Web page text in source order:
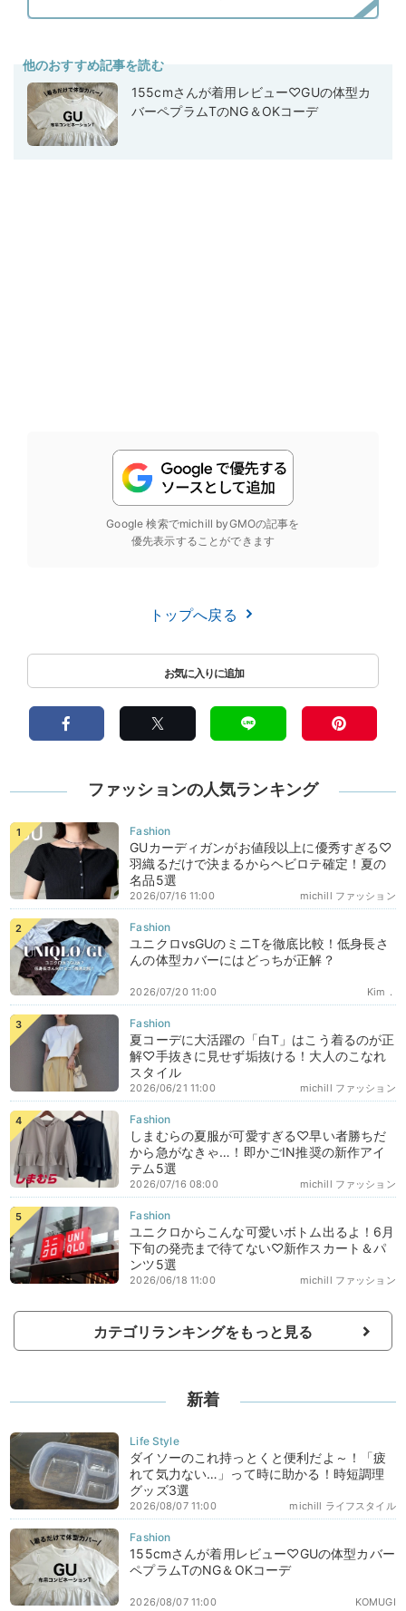
他のおすすめ記事を読む
155cmさんが着用レビュー♡GUの体型カ
バーペプラムTのNG＆OKコーデ
Google 検索でmichill byGMOの記事を
優先表示することができます
トップへ戻る
ファッションの人気ランキング
GUカーディガンがお値段以上に優秀すぎる♡
羽織るだけで決まるからヘビロテ確定！夏の
名品5選
michill ファッション
2026/07/16 11:00
ユニクロvsGUのミニTを徹底比較！低身長さ
んの体型カバーにはどっちが正解？
Kim．
2026/07/20 11:00
夏コーデに大活躍の「白T」はこう着るのが正
解♡手抜きに見せず垢抜ける！大人のこなれ
スタイル
michill ファッション
2026/06/21 11:00
しまむらの夏服が可愛すぎる♡早い者勝ちだ
から急がなきゃ…！即かごIN推奨の新作アイ
テム5選
michill ファッション
2026/07/16 08:00
ユニクロからこんな可愛いボトム出るよ！6月
下旬の発売まで待てない♡新作スカート＆パ
ンツ5選
michill ファッション
2026/06/18 11:00
カテゴリランキングをもっと見る
新着
ダイソーのこれ持っとくと便利だよ～！「疲
れて気力ない…」って時に助かる！時短調理
グッズ3選
michill ライフスタイル
2026/08/07 11:00
155cmさんが着用レビュー♡GUの体型カバー
ペプラムTのNG＆OKコーデ
KOMUGI
2026/08/07 11:00